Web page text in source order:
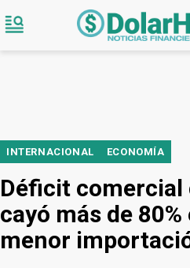
INTERNACIONAL ECONOMÍA
Déficit comercial
cayó más de
menor